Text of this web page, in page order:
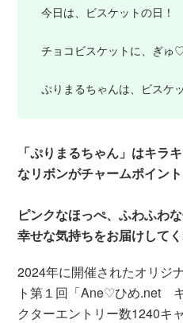
今日は、ビスケットの日！
チョコビスケットに、ぎゅ
ぷりまるちゃんは、ビスケ
「ぷりまるちゃん」はキラ
なリボンがチャームポイント
ピンクなほっぺ、ふわふわ
幸せな気持ちをお届けして
2024年に開催されたオリジ
ト第１回「Ane♡ひめ.net
クターエントリー数1240キ